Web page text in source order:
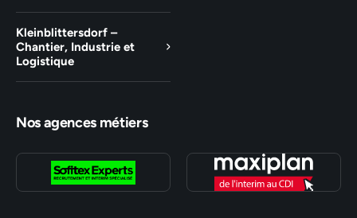
Kleinblittersdorf –
Chantier, Industrie et
Logistique
Nos agences métiers